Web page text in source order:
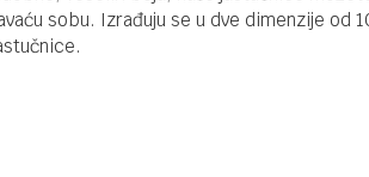
sobu. Izrađuju se u dve dimenzije od